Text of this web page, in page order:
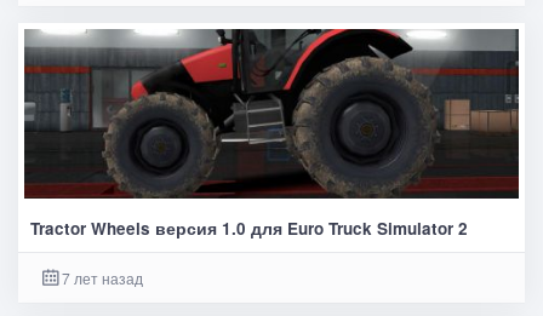
Tractor Wheels версия 1.0 для Euro Truck Simulator 2
7 лет назад